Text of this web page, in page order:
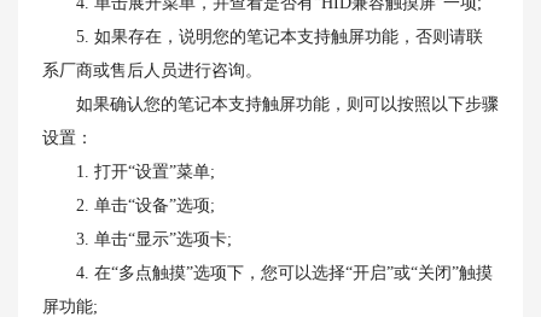
5. 如果存在，说明您的笔记本支持触屏功能，否则请联
系厂商或售后人员进行咨询。
如果确认您的笔记本支持触屏功能，则可以按照以下步骤
设置：
1. 打开“设置”菜单;
2. 单击“设备”选项;
3. 单击“显示”选项卡;
4. 在“多点触摸”选项下，您可以选择“开启”或“关闭”触摸
屏功能;